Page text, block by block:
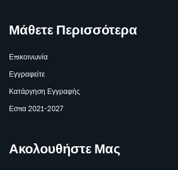
Μάθετε Περισσότερα
Επικοινωνία
Εγγραφείτε
Κατάργηση Εγγραφής
Εσπα 2021-2027
Ακολουθήστε Μας